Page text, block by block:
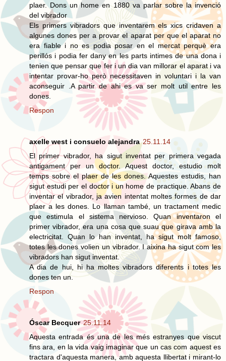
plaer. Dons un home en 1880 va parlar sobre la invenció
del vibrador
Els primers vibradors que inventarem els xics cridaven a
algunes dones per a provar el aparat per que el aparat no
era fiable i no es podia posar en el mercat perquè era
perillós i podia fer dany en les parts intimes de una dona i
tenien que pensar que fer i un dia van millorar el aparat i va
intentar provar-ho però necessitaven in voluntari i la van
aconseguir .A partir de ahi es va ser molt util entre les
dones.
Respon
axelle west i consuelo alejandra 25.11.14
El primer vibrador, ha sigut inventat per primera vegada
antigament per un doctor. Aquest doctor, estudio molt
temps sobre el plaer de les dones. Aquestes estudis, han
sigut estudi per el doctor i un home de practique. Abans de
inventar el vibrador, ja avien intentat moltes formes de dar
plaer a les dones. Lo llaman també, un tractament medic
que estimula el sistema nervioso. Quan inventaron el
primer vibrador, era una cosa que suau que girava amb la
electricitat. Quan lo han inventat, ha sigut molt famoso,
totes les dones volien un vibrador. I aixina ha sigut com les
vibradors han sigut inventat.
A dia de hui, hi ha moltes vibradors diferents i totes les
dones ten un.
Respon
Óscar Becquer 25.11.14
Aquesta entrada és una de les més estranyes que viscut
fins ara, en la vida vaig imaginar que un cas com aquest es
tractara d'aquesta manera, amb aquesta llibertat i mirant-lo